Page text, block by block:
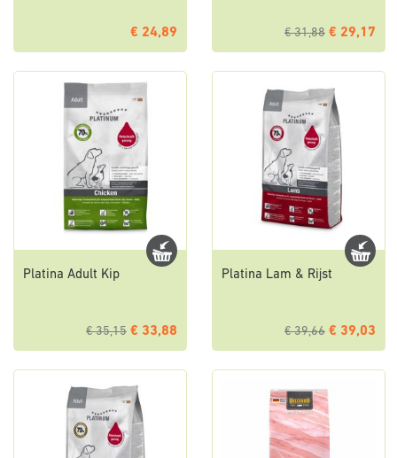
€ 24,89 € 31,88 € 29,17
Platina Adult Kip
€ 35,15 € 33,88
Platina Lam & Rijst
€ 39,66 € 39,03